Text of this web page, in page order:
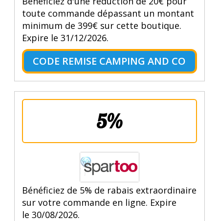
toute commande dépassant un montant
minimum de 399€ sur cette boutique.
Expire le 31/12/2026.
CODE REMISE CAMPING AND CO
5%
Bénéficiez de 5% de rabais extraordinaire
sur votre commande en ligne. Expire
le 30/08/2026.